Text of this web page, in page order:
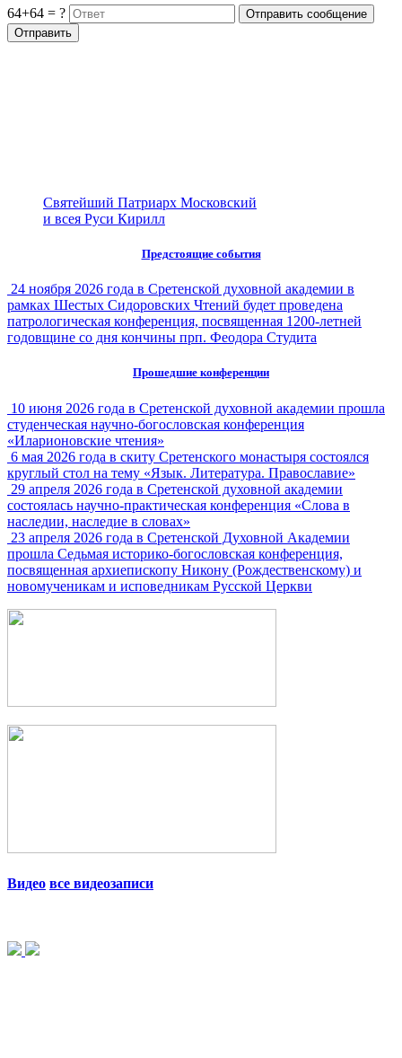
64+64 = ?
Святейший Патриарх Московский
и всея Руси Кирилл
Предстоящие события
24 ноября 2026 года в Сретенской духовной академии в
рамках Шестых Сидоровских Чтений будет проведена
патрологическая конференция, посвященная 1200-летней
годовщине со дня кончины прп. Феодора Студита
Прошедшие конференции
10 июня 2026 года в Сретенской духовной академии прошла
студенческая научно-богословская конференция
«Иларионовские чтения»
6 мая 2026 года в скиту Сретенского монастыря состоялся
круглый стол на тему «Язык. Литература. Православие»
29 апреля 2026 года в Сретенской духовной академии
состоялась научно-практическая конференция «Слова в
наследии, наследие в словах»
23 апреля 2026 года в Сретенской Духовной Академии
прошла Седьмая историко-богословская конференция,
посвященная архиепископу Никону (Рождественскому) и
новомученикам и исповедникам Русской Церкви
Видео все видеозаписи